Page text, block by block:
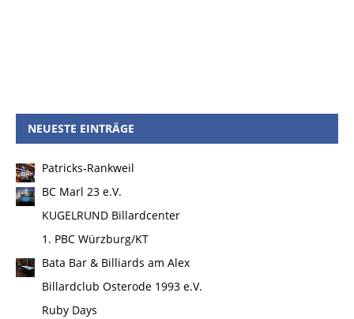
NEUESTE EINTRÄGE
Patricks-Rankweil
BC Marl 23 e.V.
KUGELRUND Billardcenter
1. PBC Würzburg/KT
Bata Bar & Billiards am Alex
Billardclub Osterode 1993 e.V.
Ruby Days